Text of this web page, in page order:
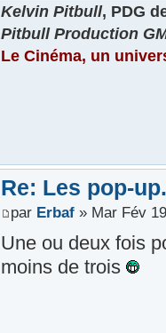
Kelvin Pitbull, PDG
Pitbull Production
Le Cinéma, un
Re: Les pop-
par Erbaf» Mar Fév
Une ou deux fois
moins de trois